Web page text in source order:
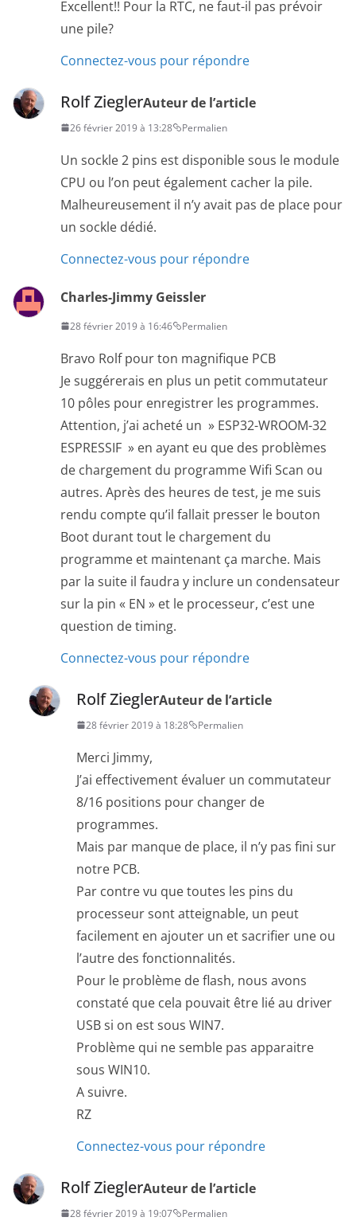
Excellent!! Pour la RTC, ne faut-il pas prévoir
une pile?
Connectez-vous pour répondre
Rolf ZieglerAuteur de l’article
26 février 2019 à 13:28 Permalien
Un sockle 2 pins est disponible sous le module
CPU ou l’on peut également cacher la pile.
Malheureusement il n’y avait pas de place pour
un sockle dédié.
Connectez-vous pour répondre
Charles-Jimmy Geissler
28 février 2019 à 16:46 Permalien
Bravo Rolf pour ton magnifique PCB
Je suggérerais en plus un petit commutateur
10 pôles pour enregistrer les programmes.
Attention, j’ai acheté un » ESP32-WROOM-32
ESPRESSIF » en ayant eu que des problèmes
de chargement du programme Wifi Scan ou
autres. Après des heures de test, je me suis
rendu compte qu’il fallait presser le bouton
Boot durant tout le chargement du
programme et maintenant ça marche. Mais
par la suite il faudra y inclure un condensateur
sur la pin « EN » et le processeur, c’est une
question de timing.
Connectez-vous pour répondre
Rolf ZieglerAuteur de l’article
28 février 2019 à 18:28 Permalien
Merci Jimmy,
J’ai effectivement évaluer un commutateur
8/16 positions pour changer de
programmes.
Mais par manque de place, il n’y pas fini sur
notre PCB.
Par contre vu que toutes les pins du
processeur sont atteignable, un peut
facilement en ajouter un et sacrifier une ou
l’autre des fonctionnalités.
Pour le problème de flash, nous avons
constaté que cela pouvait être lié au driver
USB si on est sous WIN7.
Problème qui ne semble pas apparaitre
sous WIN10.
A suivre.
RZ
Connectez-vous pour répondre
Rolf ZieglerAuteur de l’article
28 février 2019 à 19:07 Permalien